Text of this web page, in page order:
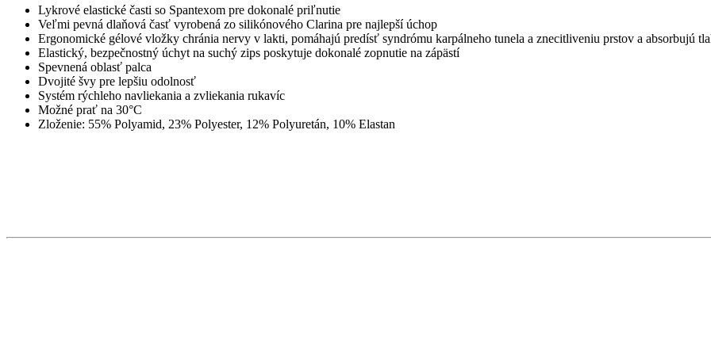
Lykrové elastické časti so Spantexom pre dokonalé priľnutie
Veľmi pevná dlaňová časť vyrobená zo silikónového Clarina pre najlepší úchop
Ergonomické gélové vložky chránia nervy v lakti, pomáhajú predísť syndrómu karpálneho tunela a znecitliveniu prstov a absorbujú
Elastický, bezpečnostný úchyt na suchý zips poskytuje dokonalé zopnutie na zápästí
Spevnená oblasť palca
Dvojité švy pre lepšiu odolnosť
Systém rýchleho navliekania a zvliekania rukavíc
Možné prať na 30°C
Zloženie: 55% Polyamid, 23% Polyester, 12% Polyuretán, 10% Elastan